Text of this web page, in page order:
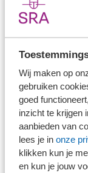
Wij maken op
gebruiken
goed
inzicht te krijgen
aanbieden van
lees je in onze
klikken kun je
en kun je jouw
E-mailadres *
Mobiel
NOB-lid
Ja
Nee
NEVOA-lid
Ja
Nee